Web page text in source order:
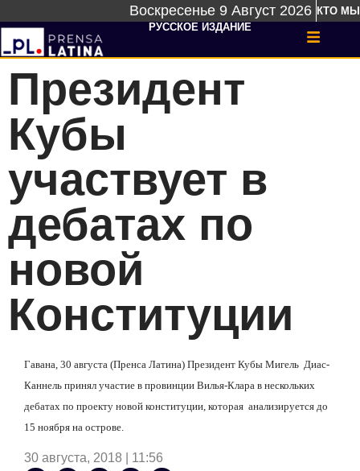
Воскресенье 9 Август 2026 КТО МЫ
РУССКОЕ ИЗДАНИЕ
Президент
Кубы
участвует в
дебатах по
новой
Конституции
Гавана, 30 августа (Пренса Латина) Президент Кубы Мигель Диас-
Каннель принял участие в провинции Вилья-Клара в нескольких
дебатах по проекту новой конституции, которая анализируется до
15 ноября на острове.
30 августа, 2018 | 11:56